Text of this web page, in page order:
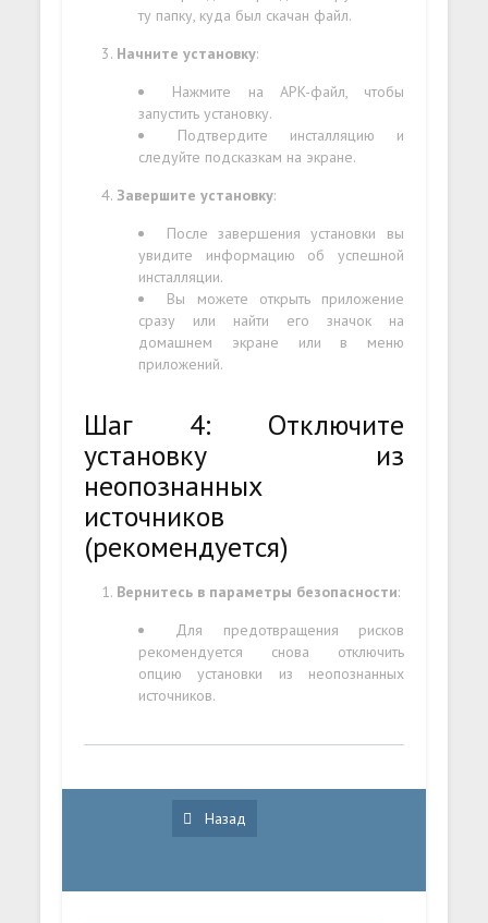
ту папку, куда был скачан файл.
Начните установку:
Нажмите на APK-файл, чтобы
запустить установку.
Подтвердите инсталляцию и
следуйте подсказкам на экране.
Завершите установку:
После завершения установки вы
увидите информацию об успешной
инсталляции.
Вы можете открыть приложение
сразу или найти его значок на
домашнем экране или в меню
приложений.
Шаг 4: Отключите
установку из
неопознанных
источников
(рекомендуется)
Вернитесь в параметры безопасности:
Для предотвращения рисков
рекомендуется снова отключить
опцию установки из неопознанных
источников.
Назад